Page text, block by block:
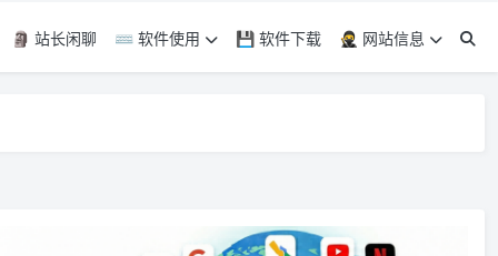
🗿 站长闲聊 ⌨️ 软件使用 💾 软件下载 🥷 网站信息